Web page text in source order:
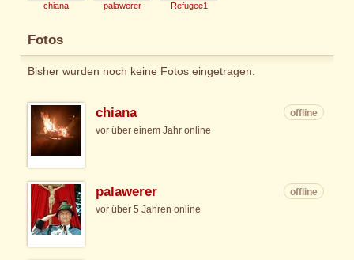
chiana palawerer Refugee1
Fotos
Bisher wurden noch keine Fotos eingetragen.
chiana
offline
vor über einem Jahr online
palawerer
offline
vor über 5 Jahren online